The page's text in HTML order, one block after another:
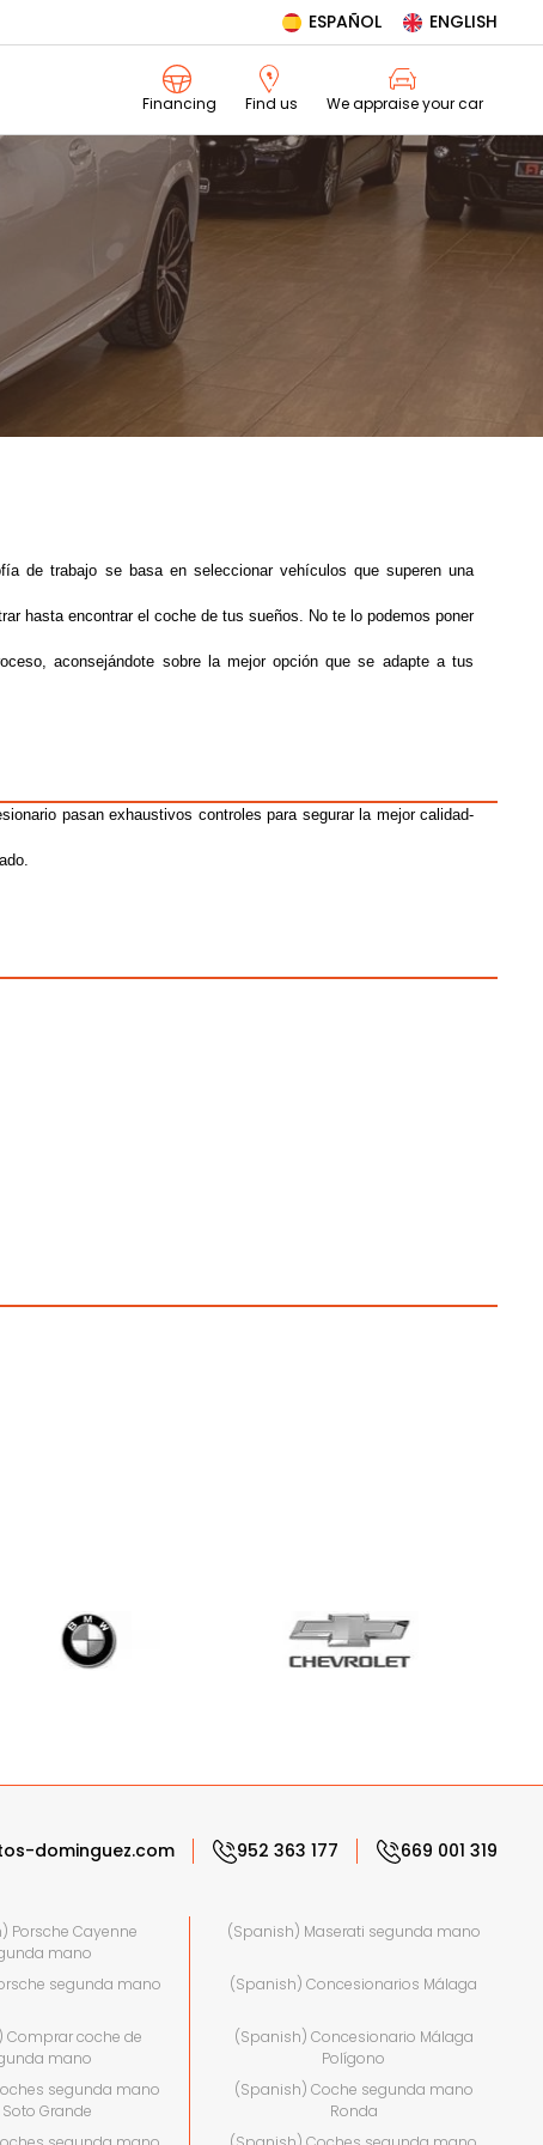
ESPAÑOL ENGLISH
Financing Find us We appraise your car
de trabajo se basa en seleccionar vehículos que superen una
hasta encontrar el coche de tus sueños. No te lo podemos poner
eso, aconsejándote sobre la mejor opción que se adapte a tus
pasan exhaustivos controles para segurar la mejor calidad-
dominguez.com 952 363 177 669 001 319
Porsche Cayenne
mano
(Spanish) Maserati segunda mano
segunda mano (Spanish) Concesionarios Málaga
Comprar coche de
mano
(Spanish) Concesionario Málaga
Polígono
segunda mano
Grande
(Spanish) Coche segunda mano
Ronda